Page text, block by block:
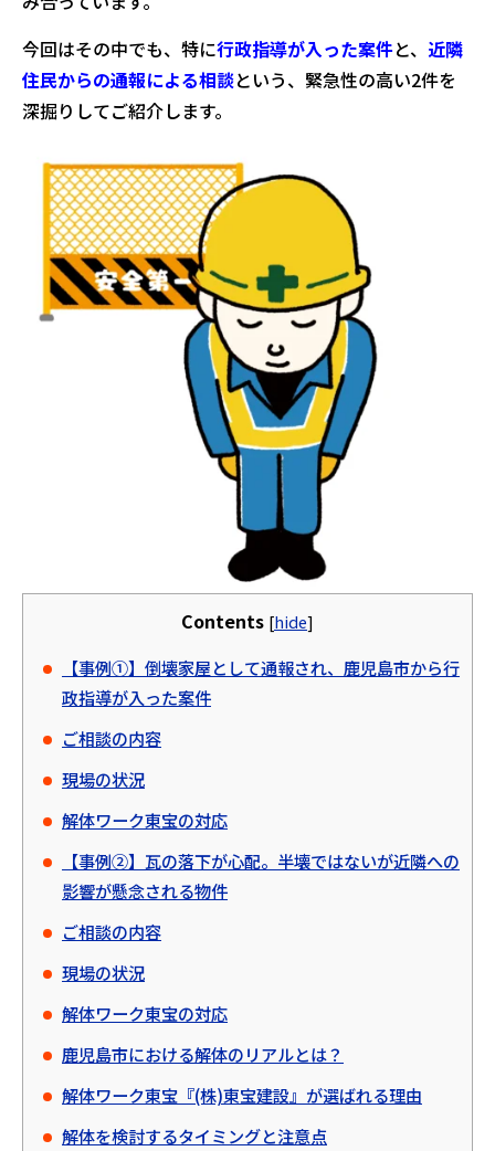
今回はその中でも、特に行政指導が入った案件と、 近隣
住民からの通報による相談という、緊急性の高い2件を
深掘りしてご紹介します。
Contents [hide]
【事例①】倒壊家屋として通報され、鹿児島市から行
政指導が入った案件
ご相談の内容
現場の状況
解体ワーク東宝の対応
【事例②】瓦の落下が心配。半壊ではないが近隣への
影響が懸念される物件
ご相談の内容
現場の状況
解体ワーク東宝の対応
鹿児島市における解体のリアルとは？
解体ワーク東宝『(株)東宝建設』が選ばれる理由
解体を検討するタイミングと注意点